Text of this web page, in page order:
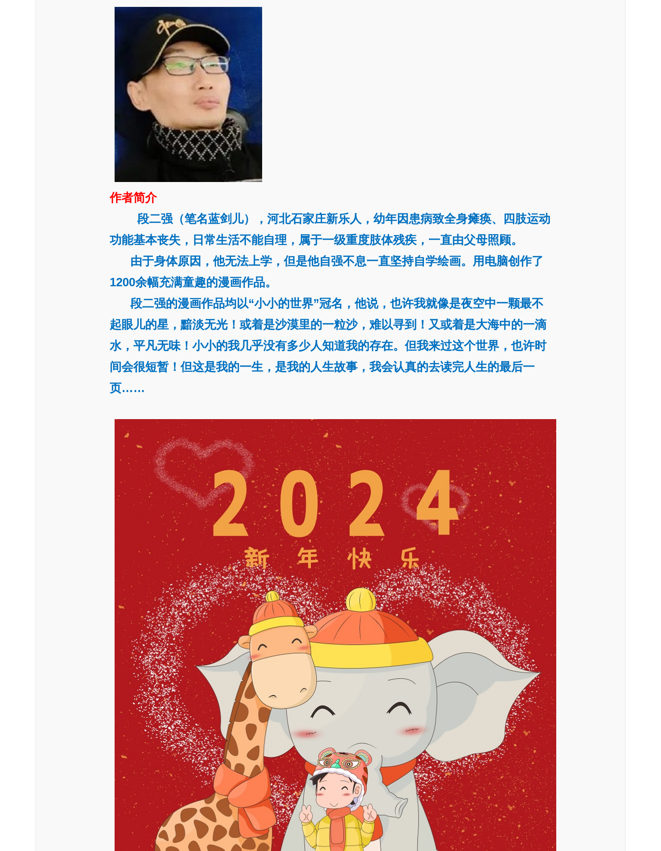
作者简介
段二强（笔名蓝剑儿），河北石家庄新乐人，幼年因患病致全身瘫痪、四肢运动
功能基本丧失，日常生活不能自理，属于一级重度肢体残疾，一直由父母照顾。
由于身体原因，他无法上学，但是他自强不息一直坚持自学绘画。用电脑创作了
1200余幅充满童趣的漫画作品。
段二强的漫画作品均以“小小的世界”冠名，他说，也许我就像是夜空中一颗最不
起眼儿的星，黯淡无光！或着是沙漠里的一粒沙，难以寻到！又或着是大海中的一滴
水，平凡无味！小小的我几乎没有多少人知道我的存在。但我来过这个世界，也许时
间会很短暂！但这是我的一生，是我的人生故事，我会认真的去读完人生的最后一
页……